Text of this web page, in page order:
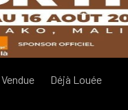
Déjà Louée